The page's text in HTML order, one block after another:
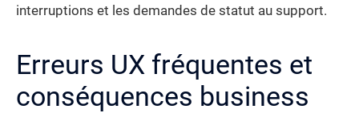
interruptions et les demandes de statut au support.
Erreurs UX fréquentes et
conséquences business